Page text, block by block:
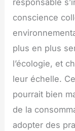
responsable
conscience
plus en plus
l’écologie, et
leur échelle.
pourrait bien
de la
adopter des